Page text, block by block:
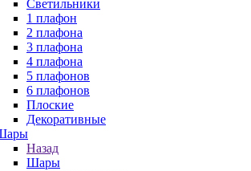
Светильники
1 плафон
2 плафона
3 плафона
4 плафона
5 плафонов
6 плафонов
Плоские
Декоративные
Назад
Шары